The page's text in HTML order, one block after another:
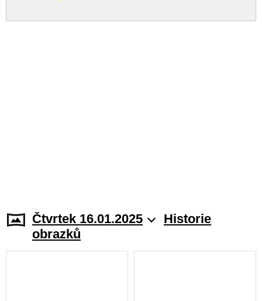
Čtvrtek 16.01.2025
Historie
obrazků